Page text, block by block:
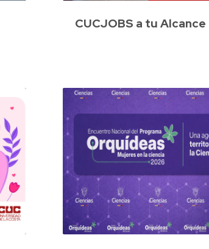
CUCJOBS a tu Alcance